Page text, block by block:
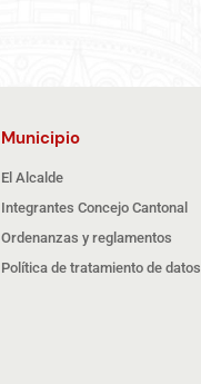
Municipio
El Alcalde
Integrantes Concejo Cantonal
Ordenanzas y reglamentos
Política de tratamiento de datos